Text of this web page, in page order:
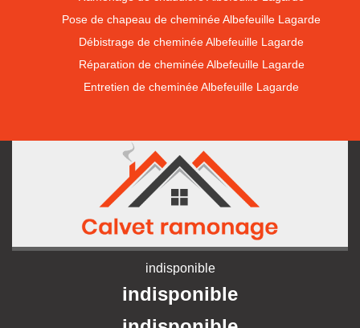
Pose de chapeau de cheminée Albefeuille Lagarde
Débistrage de cheminée Albefeuille Lagarde
Réparation de cheminée Albefeuille Lagarde
Entretien de cheminée Albefeuille Lagarde
indisponible
indisponible